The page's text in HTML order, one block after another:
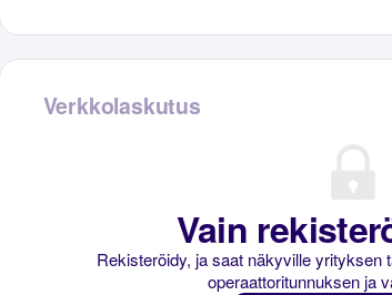
Verkkolaskutus
Vain
Rekisteröidy, ja saat näkyville yrityksen
operaattoritunnuksen ja